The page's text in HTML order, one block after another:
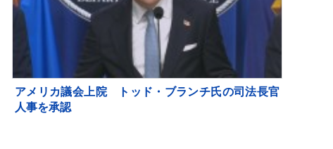
アメリカ議会上院 トッド・ブランチ氏の司法長官
人事を承認